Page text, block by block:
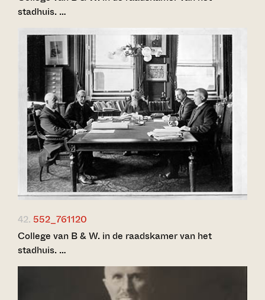
stadhuis. …
42. 552_761120
College van B & W. in de raadskamer van het
stadhuis. …